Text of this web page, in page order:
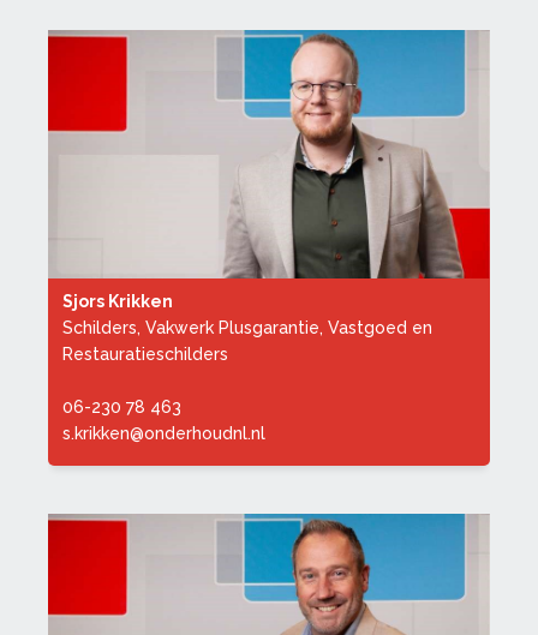
Sjors Krikken
Schilders, Vakwerk Plusgarantie, Vastgoed en
Restauratieschilders
06-230 78 463
s.krikken@onderhoudnl.nl